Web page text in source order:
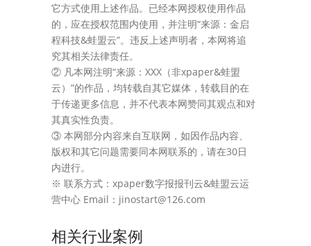
它方式使用上述作品。已经本网授权使用作品
的，应在授权范围内使用，并注明“来源：金启
程科技&蛙盟云”。违反上述声明者，本网将追
究其相关法律责任。
② 凡本网注明“来源：XXX（非xpaper&蛙盟
云）”的作品，均转载自其它媒体，转载目的在
于传递更多信息，并不代表本网赞同其观点和对
其真实性负责。
③ 本网部分内容来自互联网，如因作品内容、
版权和其它问题需要同本网联系的，请在30日
内进行。
※ 联系方式：xpaper数字报报刊云&蛙盟云运
营中心 Email：jinostart@126.com
相关行业案例